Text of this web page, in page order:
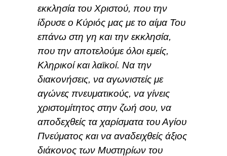
εκκλησία του Χριστού, που την
ίδρυσε ο Κύριός μας με το αίμα Του
επάνω στη γη και την εκκλησία,
που την αποτελούμε όλοι εμείς,
Κληρικοί και λαϊκοί. Να την
διακονήσεις, να αγωνιστείς με
αγώνες πνευματικούς, να γίνεις
χριστομίτητος στην ζωή σου, να
αποδεχθείς τα χαρίσματα του Αγίου
Πνεύματος και να αναδειχθείς άξιος
διάκονος των Μυστηρίων του